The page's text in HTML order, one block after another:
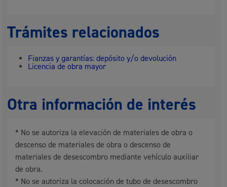
Trámites relacionados
Fianzas y garantías: depósito y/o devolución
Licencia de obra mayor
Otra información de interés
* No se autoriza la elevación de materiales de obra o
descenso de materiales de obra o descenso de
materiales de desescombro mediante vehículo auxiliar
de obra.
* No se autoriza la colocación de tubo de desescombro